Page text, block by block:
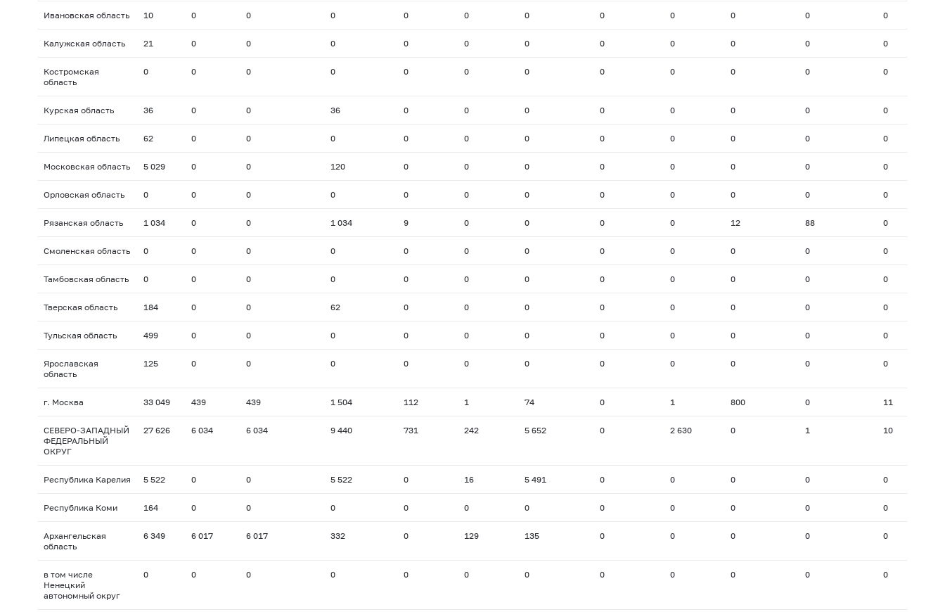
Ивановская область 10 0 0 0 0 0 0 0 0 0 0 0
Калужская область 21 0 0 0 0 0 0 0 0 0 0 0
Костромская
область
0 0 0 0 0 0 0 0 0 0 0 0
Курская область 36 0 0 36 0 0 0 0 0 0 0 0
Липецкая область 62 0 0 0 0 0 0 0 0 0 0 0
Московская область 5 029 0 0 120 0 0 0 0 0 0 0 0
Орловская область 0 0 0 0 0 0 0 0 0 0 0 0
Рязанская область 1 034 0 0 1 034 9 0 0 0 0 12 88 0
Смоленская область 0 0 0 0 0 0 0 0 0 0 0 0
Тамбовская область 0 0 0 0 0 0 0 0 0 0 0 0
Тверская область 184 0 0 62 0 0 0 0 0 0 0 0
Тульская область 499 0 0 0 0 0 0 0 0 0 0 0
Ярославская
область
125 0 0 0 0 0 0 0 0 0 0 0
г. Москва 33 049 439 439 1 504 112 1 74 0 1 800 0 11
СЕВЕРО-ЗАПАДНЫЙ
ФЕДЕРАЛЬНЫЙ
ОКРУГ
27 626 6 034 6 034 9 440 731 242 5 652 0 2 630 0 1 10
Республика Карелия 5 522 0 0 5 522 0 16 5 491 0 0 0 0 0
Республика Коми 164 0 0 0 0 0 0 0 0 0 0 0
Архангельская
область
6 349 6 017 6 017 332 0 129 135 0 0 0 0 0
в том числе
Ненецкий
автономный округ
0 0 0 0 0 0 0 0 0 0 0 0